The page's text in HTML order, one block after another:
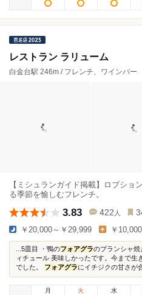
レストラン ラリューム
白金台駅 246m / フレンチ、ワインバー
【ミシュランガイド掲載】ロブショ
る季節を愉しむフレンチ。
3.83 422 人
￥20,000～￥29,999 ￥
...5皿目 ・鴨のフォアグラのプランシャ
ィチュール 美味しかったです。今まで生
でした。 フォアグラにイチジクの甘さが
月
火 水